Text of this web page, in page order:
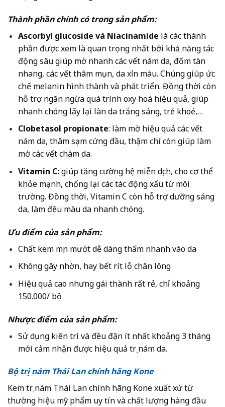
Thành phần chính có trong sản phẩm:
Ascorbyl glucoside và Niacinamide là các thành
phần được xem là quan trọng nhất bởi khả năng tác
động sâu giúp mờ nhanh các vết nám da, đốm tàn
nhang, các vết thâm mụn, da xỉn màu. Chúng giúp ức
chế melanin hình thành và phát triển. Đồng thời còn
hỗ trợ ngăn ngừa quá trình oxy hoá hiệu quả, giúp
nhanh chóng lấy lại làn da trắng sáng, trẻ khoẻ,…
Clobetasol propionate: làm mờ hiệu quả các vết
nám da, thâm sạm cứng đầu, thậm chí còn giúp làm
mờ các vết chàm da.
Vitamin C:giúp tăng cường hệ miễn dịch, cho cơ thể
khỏe mạnh, chống lại các tác động xấu từ môi
trường. Đồng thời, Vitamin C còn hỗ trợ dưỡng sáng
da, làm đều màu da nhanh chóng.
Ưu điểm của sản phẩm:
Chất kem mịn mướt dễ dàng thấm nhanh vào da
Không gây nhờn, hay bết rít lỗ chân lông
Hiệu quả cao nhưng gái thành rất rẻ, chỉ khoảng
150.000/ bộ
Nhược điểm của sản phẩm:
Sử dụng kiên trì và đều đặn ít nhất khoảng 3 tháng
mới cảm nhận được hiệu quả trị nám da.
Bộ trị nám Thái Lan chính hãng Kone
Kem trị nám Thái Lan chính hãng Kone xuất xứ từ
thường hiệu mỹ phẩm uy tín và chất lượng hàng đầu